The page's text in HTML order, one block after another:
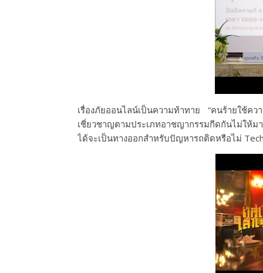
เรื่องภัยออนไลน์เป็นความท้าทาย “คนร้ายใช้ค
เชี่ยวชาญตามประเภทอาชญากรรมกีดกันไม่ให้
ได้จะเป็นทางออกสำหรับปัญหารถติดหรือไม่